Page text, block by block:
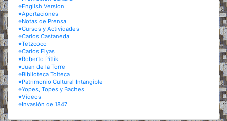
※English Version
※Aportaciones
※Notas de Prensa
※Cursos y Actividades
※Carlos Castaneda
※Tetzcoco
※Carlos Elyas
※Roberto Pitlik
※Juan de la Torre
※Biblioteca Tolteca
※Patrimonio Cultural Intangible
※Yopes, Topes y Baches
※Videos
※Invasión de 1847